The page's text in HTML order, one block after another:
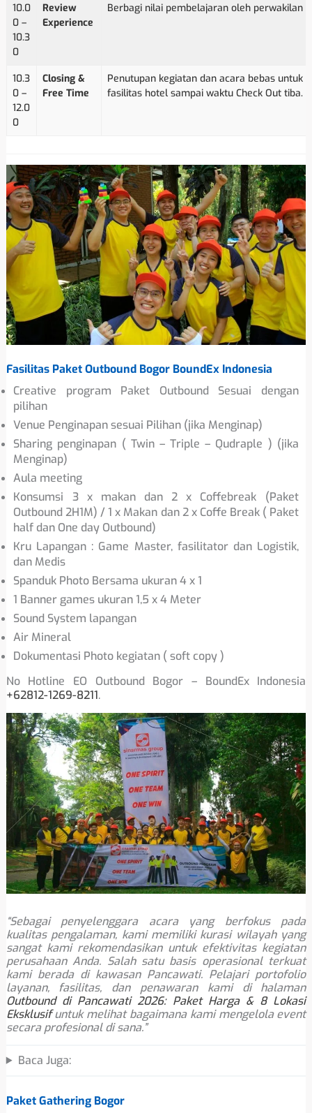
10.0
0 –
10.3
0
Review
Experience
Berbagi nilai pembelajaran oleh perwakilan
10.3
0 –
12.0
0
Closing &
Free Time
Penutupan kegiatan dan acara bebas untuk
fasilitas hotel sampai waktu Check Out tiba.
Fasilitas Paket Outbound Bogor BoundEx Indonesia
Creative program Paket Outbound Sesuai dengan
pilihan
Venue Penginapan sesuai Pilihan (jika Menginap)
Sharing penginapan ( Twin – Triple – Qudraple ) (jika
Menginap)
Aula meeting
Konsumsi 3 x makan dan 2 x Coffebreak (Paket
Outbound 2H1M) / 1 x Makan dan 2 x Coffe Break ( Paket
half dan One day Outbound)
Kru Lapangan : Game Master, fasilitator dan Logistik,
dan Medis
Spanduk Photo Bersama ukuran 4 x 1
1 Banner games ukuran 1,5 x 4 Meter
Sound System lapangan
Air Mineral
Dokumentasi Photo kegiatan ( soft copy )
No Hotline EO Outbound Bogor – BoundEx Indonesia
+62812-1269-8211.
“Sebagai penyelenggara acara yang berfokus pada
kualitas pengalaman, kami memiliki kurasi wilayah yang
sangat kami rekomendasikan untuk efektivitas kegiatan
perusahaan Anda. Salah satu basis operasional terkuat
kami berada di kawasan Pancawati. Pelajari portofolio
layanan, fasilitas, dan penawaran kami di halaman
Outbound di Pancawati 2026: Paket Harga & 8 Lokasi
Eksklusifuntuk melihat bagaimana kami mengelola event
secara profesional di sana.”
Baca Juga:
Paket Gathering Bogor